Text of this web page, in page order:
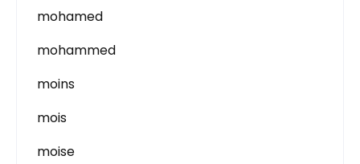
mohamed
mohammed
moins
mois
moise